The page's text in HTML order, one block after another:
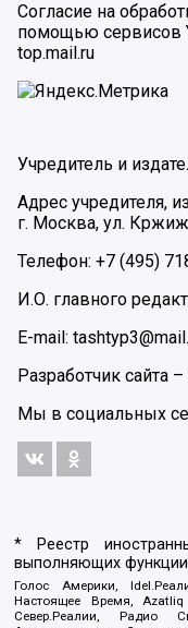
Согласие на
помощью сервисов
top.mail.ru
Учредитель и
Адрес учредителя,
г. Москва, ул.
Телефон: +7 (495)
И.О. главного
E-mail:
Разработчик сайта –
Мы в социальных
* Реестр
выполняющих функции
Голос Америки,
Настоящее Время, Azatliq
Север.Реалии, Радио